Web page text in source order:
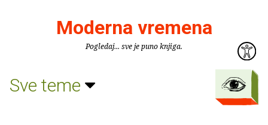
Moderna vremena
Pogledaj... sve je puno knjiga.
Sve teme